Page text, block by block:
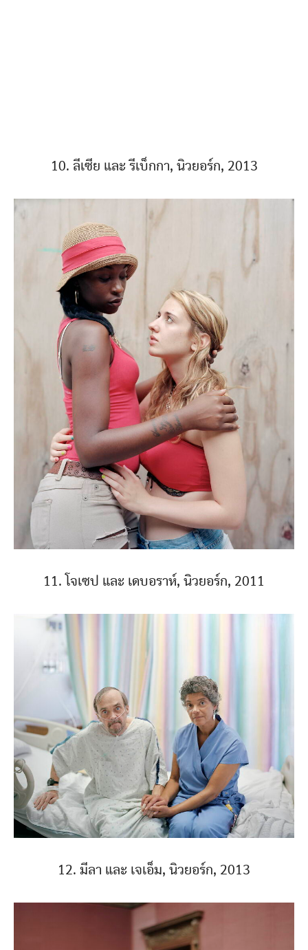
10. ลีเซีย และ รีเบ็กกา, นิวยอร์ก, 2013
11. โจเซป และ เดบอราห์, นิวยอร์ก, 2011
12. มีลา และ เจเอ็ม, นิวยอร์ก, 2013